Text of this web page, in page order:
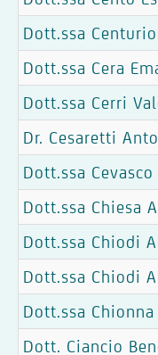
Dott.ssa
Dott.ssa Cera
Dott.ssa Cerri
Dr. Cesaretti
Dott.ssa Cevasco
Dott.ssa Chiesa
Dott.ssa Chiodi
Dott.ssa Chiodi
Dott.ssa
Dott. Ciancio